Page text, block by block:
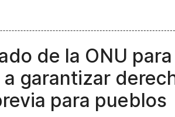
de la ONU
garantizar
para pueblos